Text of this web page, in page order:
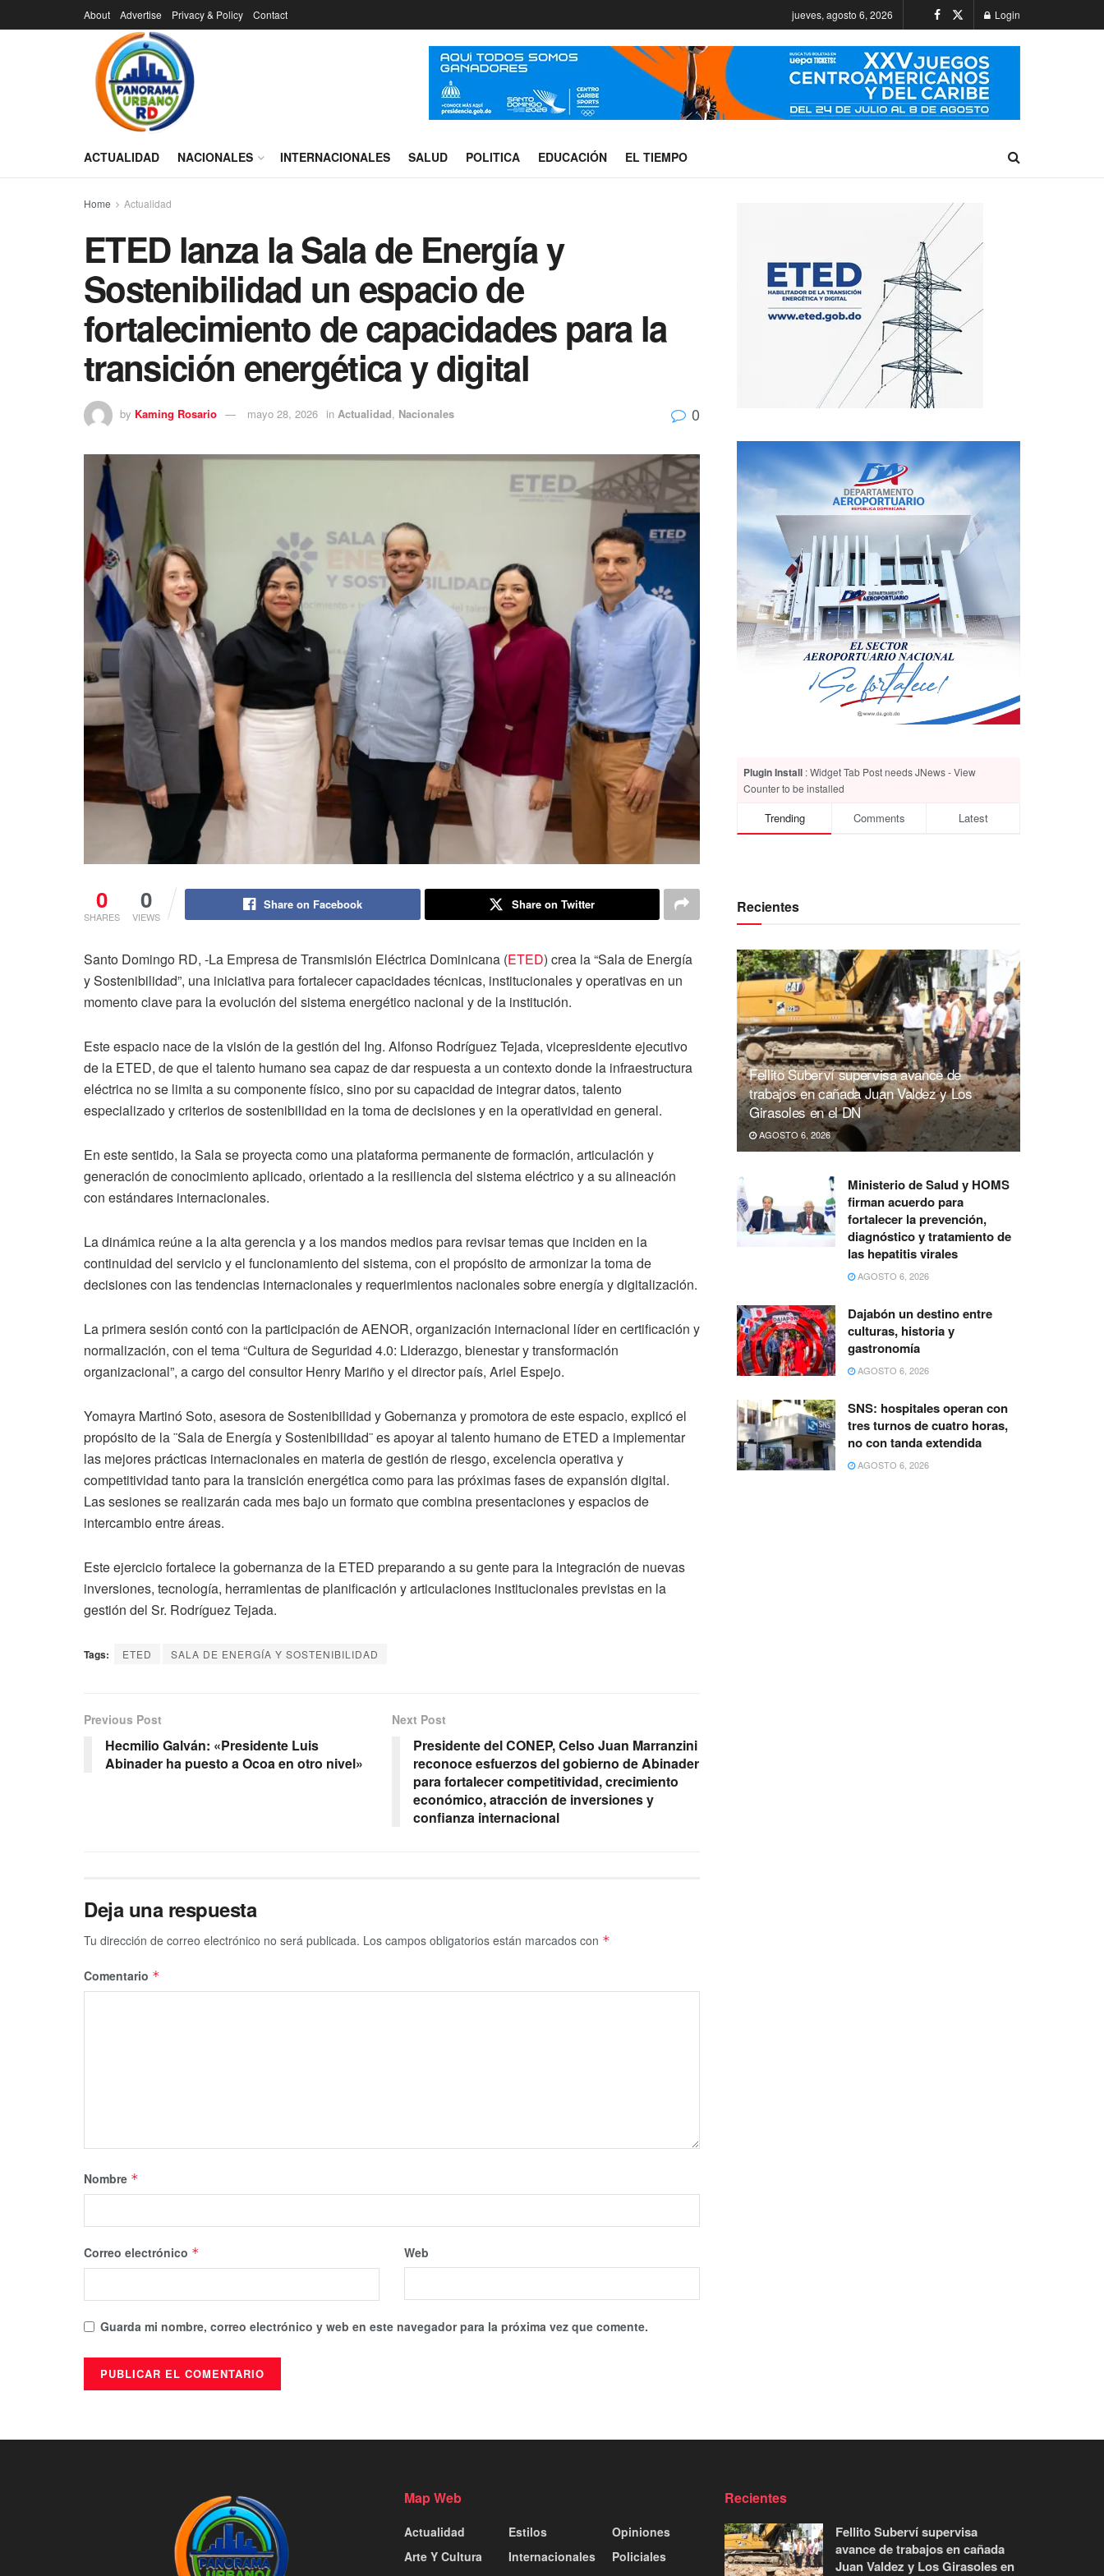
About Advertise Privacy & Policy Contact jueves, agosto 6, 2026 Login
ACTUALIDAD NACIONALES INTERNACIONALES SALUD POLITICA EDUCACIÓN EL TIEMPO
Home Actualidad
ETED lanza la Sala de Energía y
Sostenibilidad un espacio de
fortalecimiento de capacidades para la
transición energética y digital
by Kaming Rosario mayo 28, 2026 in Actualidad, Nacionales 0
0
SHARES
0
VIEWS
Share on Facebook Share on Twitter
Santo Domingo RD, -La Empresa de Transmisión Eléctrica Dominicana (ETED) crea la “Sala de Energía
y Sostenibilidad”, una iniciativa para fortalecer capacidades técnicas, institucionales y operativas en un
momento clave para la evolución del sistema energético nacional y de la institución.
Este espacio nace de la visión de la gestión del Ing. Alfonso Rodríguez Tejada, vicepresidente ejecutivo
de la ETED, de que el talento humano sea capaz de dar respuesta a un contexto donde la infraestructura
eléctrica no se limita a su componente físico, sino por su capacidad de integrar datos, talento
especializado y criterios de sostenibilidad en la toma de decisiones y en la operatividad en general.
En este sentido, la Sala se proyecta como una plataforma permanente de formación, articulación y
generación de conocimiento aplicado, orientado a la resiliencia del sistema eléctrico y a su alineación
con estándares internacionales.
La dinámica reúne a la alta gerencia y a los mandos medios para revisar temas que inciden en la
continuidad del servicio y el funcionamiento del sistema, con el propósito de armonizar la toma de
decisiones con las tendencias internacionales y requerimientos nacionales sobre energía y digitalización.
La primera sesión contó con la participación de AENOR, organización internacional líder en certificación y
normalización, con el tema “Cultura de Seguridad 4.0: Liderazgo, bienestar y transformación
organizacional”, a cargo del consultor Henry Mariño y el director país, Ariel Espejo.
Yomayra Martinó Soto, asesora de Sostenibilidad y Gobernanza y promotora de este espacio, explicó el
propósito de la ¨Sala de Energía y Sostenibilidad¨ es apoyar al talento humano de ETED a implementar
las mejores prácticas internacionales en materia de gestión de riesgo, excelencia operativa y
competitividad tanto para la transición energética como para las próximas fases de expansión digital.
Las sesiones se realizarán cada mes bajo un formato que combina presentaciones y espacios de
intercambio entre áreas.
Este ejercicio fortalece la gobernanza de la ETED preparando a su gente para la integración de nuevas
inversiones, tecnología, herramientas de planificación y articulaciones institucionales previstas en la
gestión del Sr. Rodríguez Tejada.
Tags: ETED SALA DE ENERGÍA Y SOSTENIBILIDAD
Previous Post
Hecmilio Galván: «Presidente Luis
Abinader ha puesto a Ocoa en otro nivel»
Next Post
Presidente del CONEP, Celso Juan Marranzini
reconoce esfuerzos del gobierno de Abinader
para fortalecer competitividad, crecimiento
económico, atracción de inversiones y
confianza internacional
Deja una respuesta
Tu dirección de correo electrónico no será publicada. Los campos obligatorios están marcados con *
Comentario *
Nombre *
Correo electrónico * Web
Guarda mi nombre, correo electrónico y web en este navegador para la próxima vez que comente.
Plugin Install : Widget Tab Post needs JNews - View
Counter to be installed
Trending Comments Latest
Recientes
Fellito Suberví supervisa avance de
trabajos en cañada Juan Valdez y Los
Girasoles en el DN
AGOSTO 6, 2026
Ministerio de Salud y HOMS
firman acuerdo para
fortalecer la prevención,
diagnóstico y tratamiento de
las hepatitis virales
AGOSTO 6, 2026
Dajabón un destino entre
culturas, historia y
gastronomía
AGOSTO 6, 2026
SNS: hospitales operan con
tres turnos de cuatro horas,
no con tanda extendida
AGOSTO 6, 2026
Map Web
Actualidad
Arte Y Cultura
Estilos
Internacionales
Opiniones
Policiales
Recientes
Fellito Suberví supervisa
avance de trabajos en cañada
Juan Valdez y Los Girasoles en